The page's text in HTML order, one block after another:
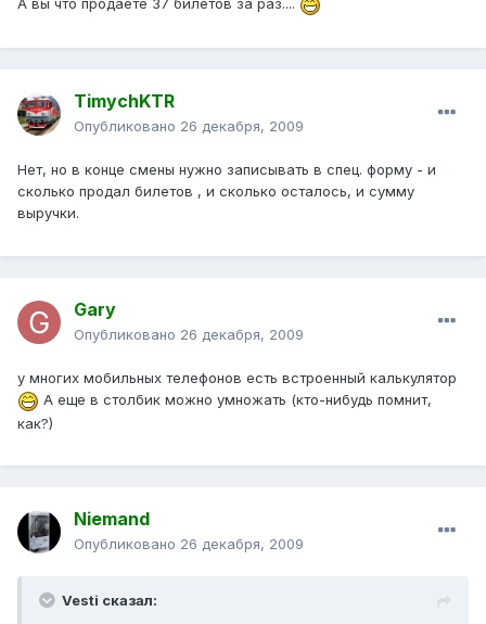
А вы что продаёте 37 билетов за раз....
TimychKTR
Опубликовано 26 декабря, 2009
Нет, но в конце смены нужно записывать в спец. форму - и
сколько продал билетов , и сколько осталось, и сумму
выручки.
Gаrу
Опубликовано 26 декабря, 2009
у многих мобильных телефонов есть встроенный калькулятор
А еще в столбик можно умножать (кто-нибудь помнит,
как?)
Niemand
Опубликовано 26 декабря, 2009
Vesti сказал: